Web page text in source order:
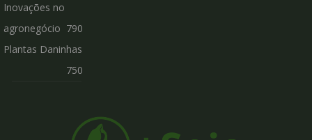
Inovações no
agronegócio 790
Plantas Daninhas
750